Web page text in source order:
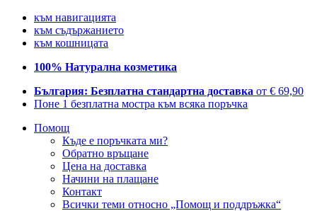
към навигацията
към съдържанието
към кошницата
100% Натурална козметика
България: Безплатна стандартна доставка от € 69,90
Поне 1 безплатна мостра към всяка поръчка
Помощ
Къде е поръчката ми?
Обратно връщане
Цена на доставка
Начини на плащане
Контакт
Всички теми относно „Помощ и поддръжка“